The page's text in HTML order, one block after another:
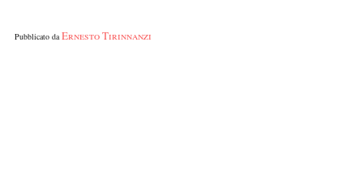
Pubblicato daErnesto Tirinnanzi